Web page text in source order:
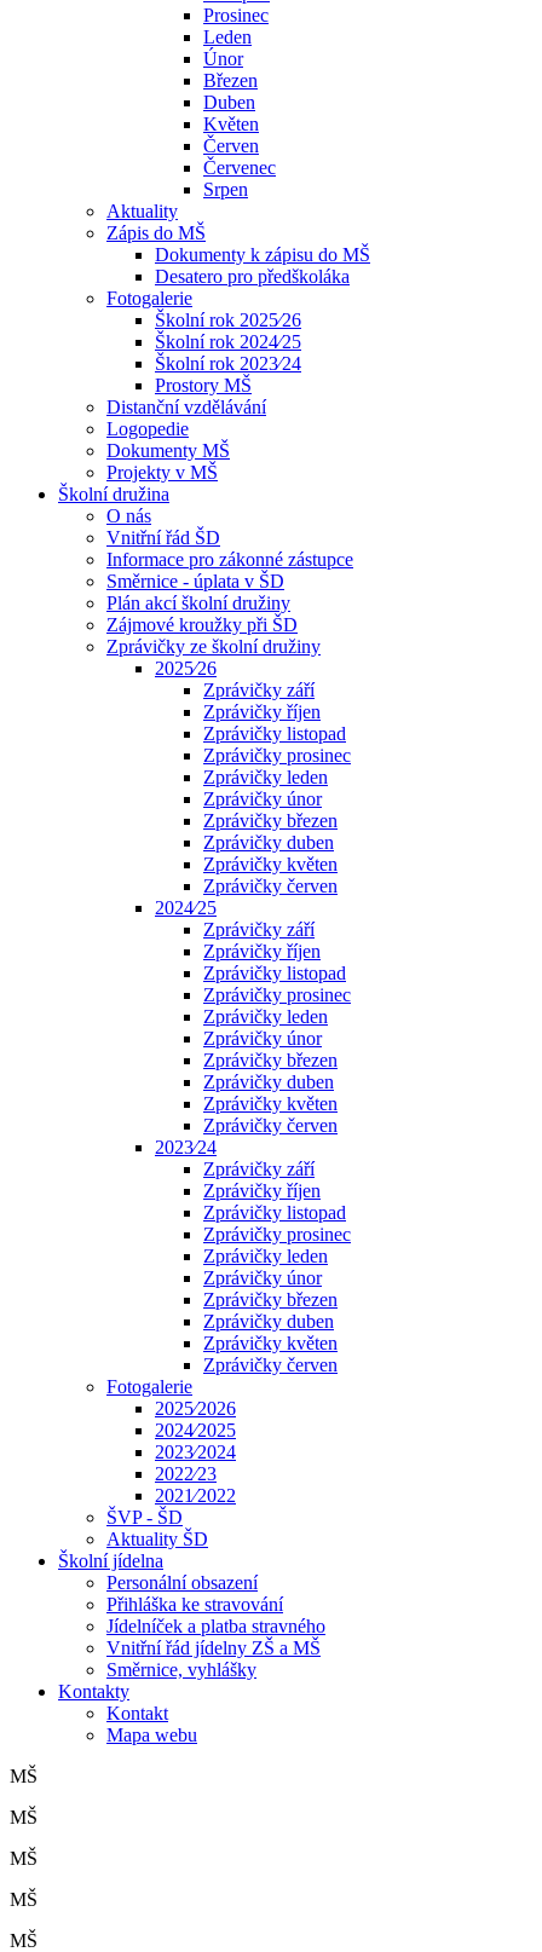
Prosinec
Leden
Únor
Březen
Duben
Květen
Červen
Červenec
Srpen
Aktuality
Zápis do MŠ
Dokumenty k zápisu do MŠ
Desatero pro předškoláka
Fotogalerie
Školní rok 2025⁄26
Školní rok 2024⁄25
Školní rok 2023⁄24
Prostory MŠ
Distanční vzdělávání
Logopedie
Dokumenty MŠ
Projekty v MŠ
Školní družina
O nás
Vnitřní řád ŠD
Informace pro zákonné zástupce
Směrnice - úplata v ŠD
Plán akcí školní družiny
Zájmové kroužky při ŠD
Zprávičky ze školní družiny
2025⁄26
Zprávičky září
Zprávičky říjen
Zprávičky listopad
Zprávičky prosinec
Zprávičky leden
Zprávičky únor
Zprávičky březen
Zprávičky duben
Zprávičky květen
Zprávičky červen
2024⁄25
Zprávičky září
Zprávičky říjen
Zprávičky listopad
Zprávičky prosinec
Zprávičky leden
Zprávičky únor
Zprávičky březen
Zprávičky duben
Zprávičky květen
Zprávičky červen
2023⁄24
Zprávičky září
Zprávičky říjen
Zprávičky listopad
Zprávičky prosinec
Zprávičky leden
Zprávičky únor
Zprávičky březen
Zprávičky duben
Zprávičky květen
Zprávičky červen
Fotogalerie
2025⁄2026
2024⁄2025
2023⁄2024
2022⁄23
2021⁄2022
ŠVP - ŠD
Aktuality ŠD
Školní jídelna
Personální obsazení
Přihláška ke stravování
Jídelníček a platba stravného
Vnitřní řád jídelny ZŠ a MŠ
Směrnice, vyhlášky
Kontakty
Kontakt
Mapa webu
MŠ
MŠ
MŠ
MŠ
MŠ